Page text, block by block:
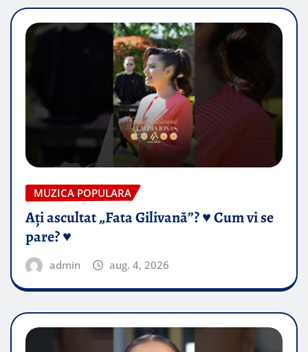
MUZICA POPULARA
Ați ascultat „Fata Gilivană”? ♥️ Cum vi se
pare? ♥️
admin aug. 4, 2026